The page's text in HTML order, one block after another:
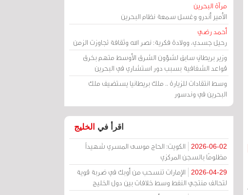
مرآة البحرين
الأمير أندرو وغسل سمعة نظام البحرين
أحمد رضي
رحيل جسدي، وولادة فكرية: نصر الله وثقافة تجاوزت الزمن
وزير بريطاني سابق لشؤون الشرق الأوسط متهم بخرق
قواعد الشفافية بسبب دور استشاري في البحرين
وسط انتقادات للزيارة .. ملك بريطانيا يستضيف ملك
البحرين في وندسور
اقرأ في الخليج
2026-06-02
الكويت: الحاج موسى المسري شهيداً
مظلومًا بالسجن المركزي
2026-04-29
الإمارات تنسحب من أوبك في ضربة قوية
لتحالف منتجي النفط وسط خلافات بين دول الخليج